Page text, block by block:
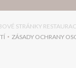
STRÁNKY
SE V NOVÉM OKNĚ))
ZÁSADY OCHRANY